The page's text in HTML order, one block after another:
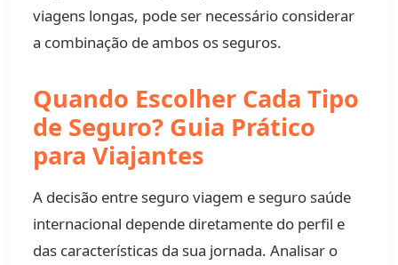
viagens longas, pode ser necessário considerar
a combinação de ambos os seguros.
Quando Escolher Cada Tipo
de Seguro? Guia Prático
para Viajantes
A decisão entre seguro viagem e seguro saúde
internacional depende diretamente do perfil e
das características da sua jornada. Analisar o